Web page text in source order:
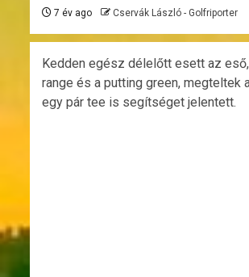
7 év ago Cservák László - Golfriporter
Kedden egész délelőtt esett az
range és a putting green, megteltek
egy pár tee is segítséget jelentett.